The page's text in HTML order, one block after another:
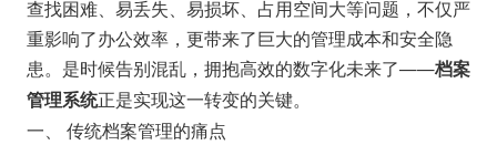
查找困难、易丢失、易损坏、占用空间大等问题，不仅严
重影响了办公效率，更带来了巨大的管理成本和安全隐
患。是时候告别混乱，拥抱高效的数字化未来了——档案
管理系统正是实现这一转变的关键。
一、 传统档案管理的痛点